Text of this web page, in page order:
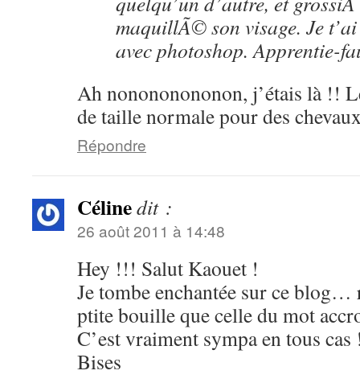
maquillÃ© son visage. Je
avec photoshop. Apprentie-
Ah nonononononon, j’étais là !!
de taille normale pour des
Répondre
Célinedit :
26 août 2011 à 14:48
Hey !!! Salut Kaouet !
Je tombe enchantée sur ce blog…
ptite bouille que celle du mot
C’est vraiment sympa en tous
Bises